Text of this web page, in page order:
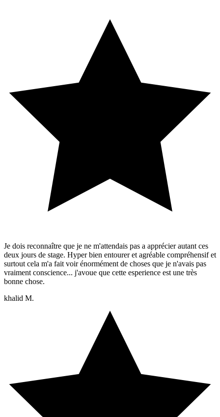
Je dois reconnaître que je ne m'attendais pas a apprécier autant ces
deux jours de stage. Hyper bien entourer et agréable compréhensif et
surtout cela m'a fait voir énormément de choses que je n'avais pas
vraiment conscience... j'avoue que cette esperience est une très
bonne chose.
khalid M.